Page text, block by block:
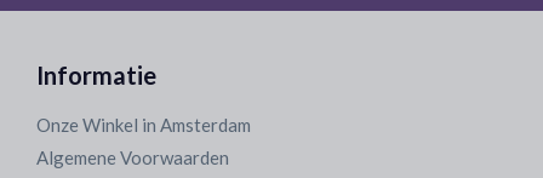
Informatie
Onze Winkel in Amsterdam
Algemene Voorwaarden